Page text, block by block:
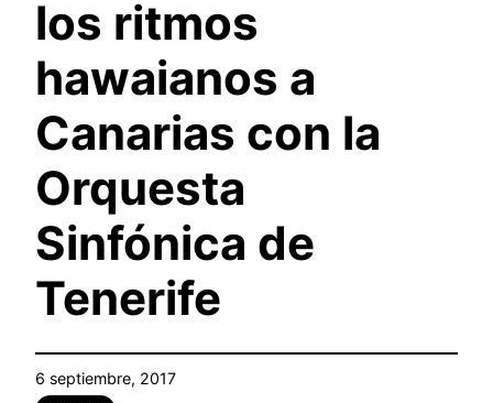
los ritmos
hawaianos a
Canarias con la
Orquesta
Sinfónica de
Tenerife
6 septiembre, 2017